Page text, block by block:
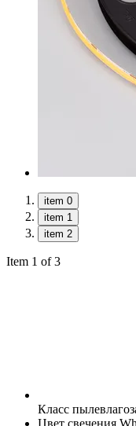
item 0
item 1
item 2
Item 1 of 3
Класс
Цвет свечения